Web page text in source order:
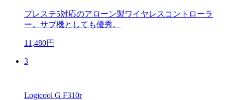
プレステ5対応のアローン製ワイヤレスコントローラ
ー。サブ機としても優秀。
11,480円
3
Logicool G F310r